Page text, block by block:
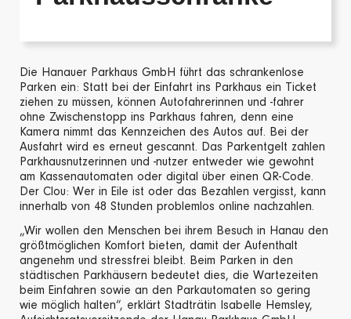
Die Hanauer Parkhaus GmbH führt das schrankenlose
Parken ein: Statt bei der Einfahrt ins Parkhaus ein Ticket
ziehen zu müssen, können Autofahrerinnen und -fahrer
ohne Zwischenstopp ins Parkhaus fahren, denn eine
Kamera nimmt das Kennzeichen des Autos auf. Bei der
Ausfahrt wird es erneut gescannt. Das Parkentgelt zahlen
Parkhausnutzerinnen und -nutzer entweder wie gewohnt
am Kassenautomaten oder digital über einen QR-Code.
Der Clou: Wer in Eile ist oder das Bezahlen vergisst, kann
innerhalb von 48 Stunden problemlos online nachzahlen.
„Wir wollen den Menschen bei ihrem Besuch in Hanau den
größtmöglichen Komfort bieten, damit der Aufenthalt
angenehm und stressfrei bleibt. Beim Parken in den
städtischen Parkhäusern bedeutet dies, die Wartezeiten
beim Einfahren sowie an den Parkautomaten so gering
wie möglich halten“, erklärt Stadträtin Isabelle Hemsley,